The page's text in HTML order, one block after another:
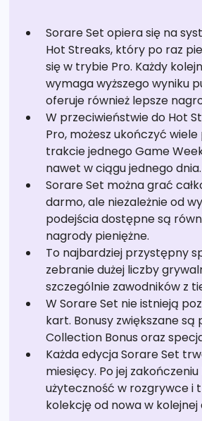
Sorare Set opiera się na
Hot Streaks, który po raz
się w trybie Pro. Każdy
wymaga wyższego wyniku
oferuje również lepsze
W przeciwieństwie do Hot
Pro, możesz ukończyć
trakcie jednego Game
nawet w ciągu jednego dnia.
Sorare Set można grać
darmo, ale niezależnie od
podejścia dostępne są
nagrody pieniężne.
To najbardziej przystępny
zebranie dużej liczby
szczególnie zawodników z
W Sorare Set nie istnieją
kart. Bonusy zwiększane są
Collection Bonus oraz
Każda edycja Sorare Set
miesięcy. Po jej
użyteczność w rozgrywce i
kolekcję od nowa w kolejnej